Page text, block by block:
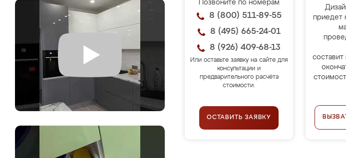
Позвоните по номерам
8 (800) 511-89-55
8 (495) 665-24-01
8 (926) 409-68-13
Или оставьте заявку на сайте для
консультации и
предварительного расчёта
стоимости.
ОСТАВИТЬ ЗАЯВКУ
приедет